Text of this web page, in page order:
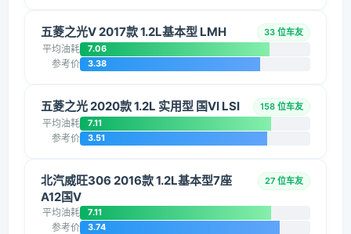
五菱之光V 2017款 1.2L基本型 LMH 33 位车友
平均油耗 7.06
参考价 3.38
五菱之光 2020款 1.2L 实用型 国VI LSI 158 位车友
平均油耗 7.11
参考价 3.51
北汽威旺306 2016款 1.2L基本型7座
A12国V
27 位车友
平均油耗 7.11
参考价 3.74